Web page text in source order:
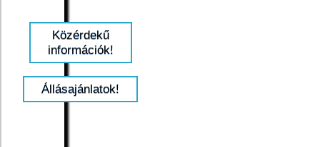
Közérdekű
információk!
Állásajánlatok!